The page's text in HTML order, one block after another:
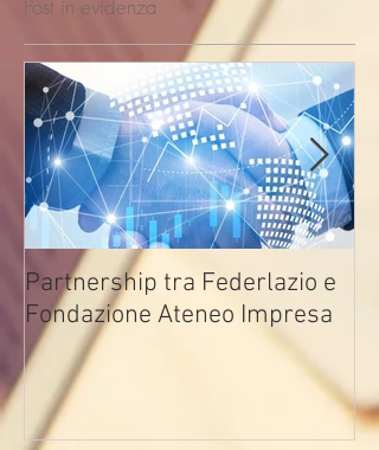
Post in evidenza
Partnership tra Federlazio e
Fondazione Ateneo Impresa